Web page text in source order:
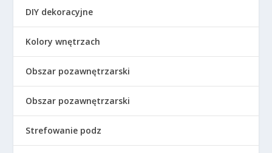
DIY dekoracyjne
Kolory wnętrzach
Obszar pozawnętrzarski
Obszar pozawnętrzarski
Strefowanie podz